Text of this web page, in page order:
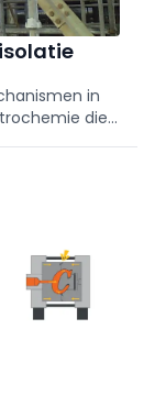
in
die